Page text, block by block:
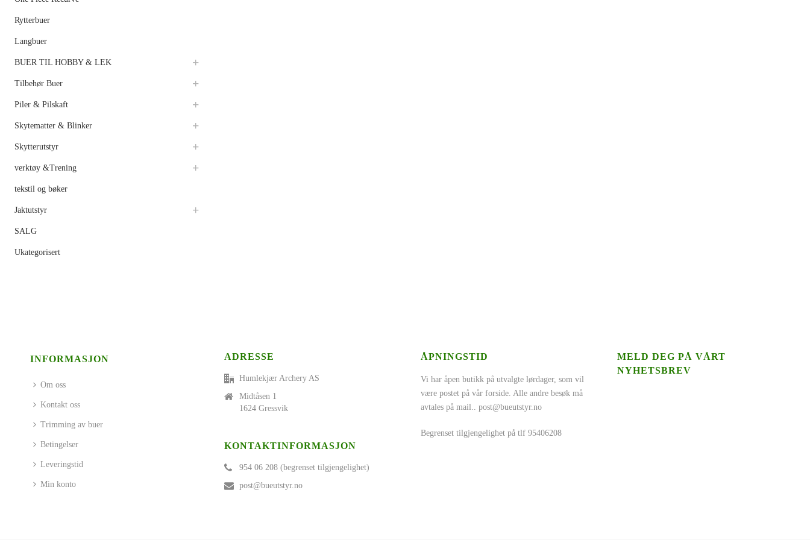
Rytterbuer
Langbuer
BUER TIL HOBBY & LEK
Tilbehør Buer
Piler & Pilskaft
Skytematter & Blinker
Skytterutstyr
verktøy &Trening
tekstil og bøker
Jaktutstyr
SALG
Ukategorisert
INFORMASJON
Om oss
Kontakt oss
Trimming av buer
Betingelser
Leveringstid
Min konto
ADRESSE
Humlekjær Archery AS
Midtåsen 1
1624 Gressvik
KONTAKTINFORMASJON
954 06 208 (begrenset tilgjengelighet)
post@bueutstyr.no
ÅPNINGSTID
Vi har åpen butikk på utvalgte lørdager, som vil
være postet på vår forside. Alle andre besøk må
avtales på mail..post@bueutstyr.no
Begrenset tilgjengelighet på tlf 95406208
MELD DEG PÅ VÅRT
NYHETSBREV